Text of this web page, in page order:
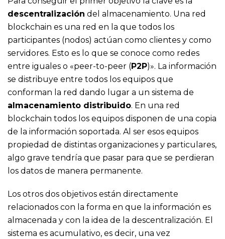
descentralización del almacenamiento. Una red
blockchain es una red en la que todos los
participantes (nodos) actúan como clientes y como
servidores. Esto es lo que se conoce como redes
entre iguales o «peer-to-peer (P2P)». La información
se distribuye entre todos los equipos que
conforman la red dando lugar a un sistema de
almacenamiento distribuido. En una red
blockchain todos los equipos disponen de una copia
de la información soportada. Al ser esos equipos
propiedad de distintas organizaciones y particulares,
algo grave tendría que pasar para que se perdieran
los datos de manera permanente.
Los otros dos objetivos están directamente
relacionados con la forma en que la información es
almacenada y con la idea de la descentralización. El
sistema es acumulativo, es decir, una vez